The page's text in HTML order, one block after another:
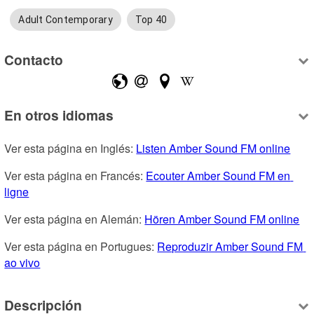
Adult Contemporary Top 40
Contacto
En otros idiomas
Ver esta página en Inglés: Listen Amber Sound FM online
Ver esta página en Francés: Ecouter Amber Sound FM en
ligne
Ver esta página en Alemán: Hören Amber Sound FM online
Ver esta página en Portugues: Reproduzir Amber Sound FM
ao vivo
Descripción